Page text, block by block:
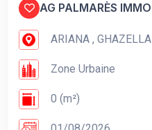
AG PALMARÈS IMMO
ARIANA , GHAZELLA
Zone Urbaine
0 (m²)